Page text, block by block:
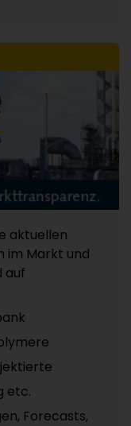
aktuellen
im Markt und
auf
etc.
Forecasts,